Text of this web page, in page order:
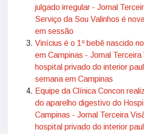
julgado irregular - Jornal
Serviço da Sou Valinhos é
em sessão
Vinícius é o 1º bebê nascido
em Campinas - Jornal Terceira
hospital privado do interior
semana em Campinas
Equipe da Clínica Concon
do aparelho digestivo do
Campinas - Jornal Terceira
hospital privado do interior